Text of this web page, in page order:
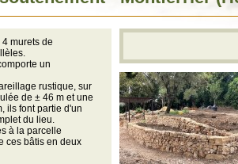
murets de
un
rustique, sur
de ± 46 m et une
ils font partie d'un
du lieu.
à la parcelle
ces bâtis en deux